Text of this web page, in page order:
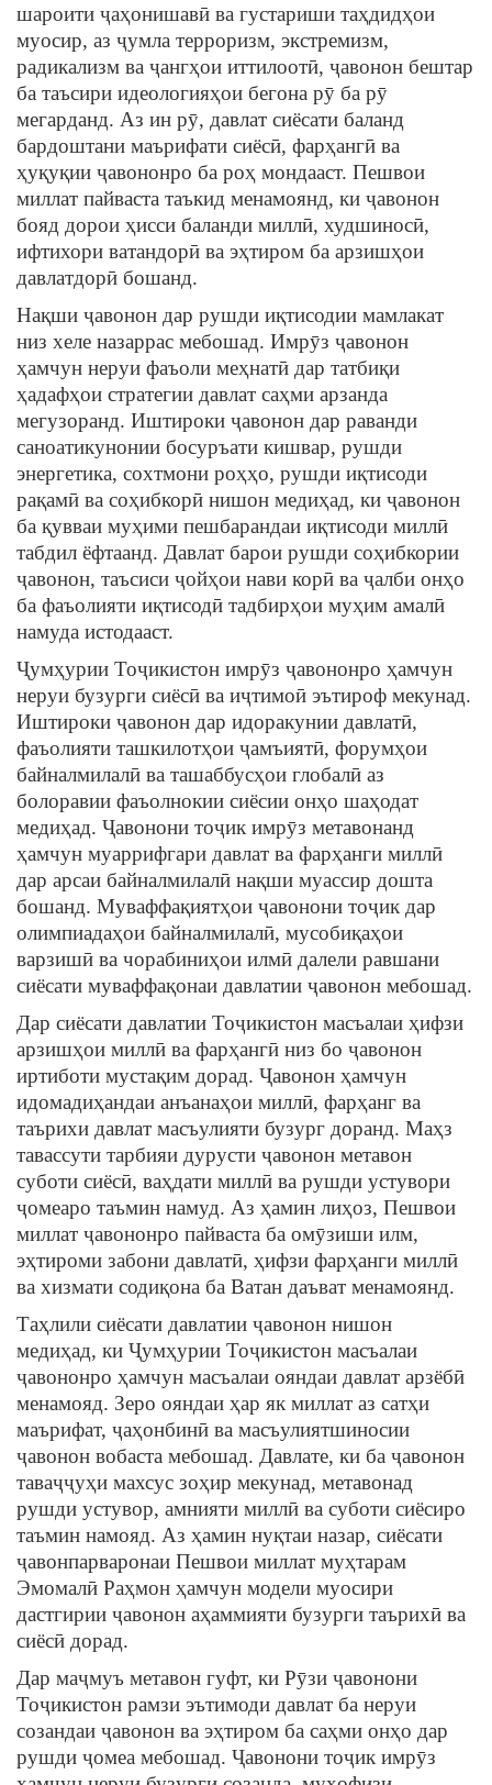
шароити ҷаҳонишавӣ ва густариши таҳдидҳои
муосир, аз ҷумла терроризм, экстремизм,
радикализм ва ҷангҳои иттилоотӣ, ҷавонон бештар
ба таъсири идеологияҳои бегона рӯ ба рӯ
мегарданд. Аз ин рӯ, давлат сиёсати баланд
бардоштани маърифати сиёсӣ, фарҳангӣ ва
ҳуқуқии ҷавононро ба роҳ мондааст. Пешвои
миллат пайваста таъкид менамоянд, ки ҷавонон
бояд дорои ҳисси баланди миллӣ, худшиносӣ,
ифтихори ватандорӣ ва эҳтиром ба арзишҳои
давлатдорӣ бошанд.
Нақши ҷавонон дар рушди иқтисодии мамлакат
низ хеле назаррас мебошад. Имрӯз ҷавонон
ҳамчун неруи фаъоли меҳнатӣ дар татбиқи
ҳадафҳои стратегии давлат саҳми арзанда
мегузоранд. Иштироки ҷавонон дар раванди
саноатикунонии босуръати кишвар, рушди
энергетика, сохтмони роҳҳо, рушди иқтисоди
рақамӣ ва соҳибкорӣ нишон медиҳад, ки ҷавонон
ба қувваи муҳими пешбарандаи иқтисоди миллӣ
табдил ёфтаанд. Давлат барои рушди соҳибкории
ҷавонон, таъсиси ҷойҳои нави корӣ ва ҷалби онҳо
ба фаъолияти иқтисодӣ тадбирҳои муҳим амалӣ
намуда истодааст.
Ҷумҳурии Тоҷикистон имрӯз ҷавононро ҳамчун
неруи бузурги сиёсӣ ва иҷтимоӣ эътироф мекунад.
Иштироки ҷавонон дар идоракунии давлатӣ,
фаъолияти ташкилотҳои ҷамъиятӣ, форумҳои
байналмилалӣ ва ташаббусҳои глобалӣ аз
болоравии фаъолнокии сиёсии онҳо шаҳодат
медиҳад. Ҷавонони тоҷик имрӯз метавонанд
ҳамчун муаррифгари давлат ва фарҳанги миллӣ
дар арсаи байналмилалӣ нақши муассир дошта
бошанд. Муваффақиятҳои ҷавонони тоҷик дар
олимпиадаҳои байналмилалӣ, мусобиқаҳои
варзишӣ ва чорабиниҳои илмӣ далели равшани
сиёсати муваффақонаи давлатии ҷавонон мебошад.
Дар сиёсати давлатии Тоҷикистон масъалаи ҳифзи
арзишҳои миллӣ ва фарҳангӣ низ бо ҷавонон
иртиботи мустақим дорад. Ҷавонон ҳамчун
идомадиҳандаи анъанаҳои миллӣ, фарҳанг ва
таърихи давлат масъулияти бузург доранд. Маҳз
тавассути тарбияи дурусти ҷавонон метавон
суботи сиёсӣ, ваҳдати миллӣ ва рушди устувори
ҷомеаро таъмин намуд. Аз ҳамин лиҳоз, Пешвои
миллат ҷавононро пайваста ба омӯзиши илм,
эҳтироми забони давлатӣ, ҳифзи фарҳанги миллӣ
ва хизмати содиқона ба Ватан даъват менамоянд.
Таҳлили сиёсати давлатии ҷавонон нишон
медиҳад, ки Ҷумҳурии Тоҷикистон масъалаи
ҷавононро ҳамчун масъалаи ояндаи давлат арзёбӣ
менамояд. Зеро ояндаи ҳар як миллат аз сатҳи
маърифат, ҷаҳонбинӣ ва масъулиятшиносии
ҷавонон вобаста мебошад. Давлате, ки ба ҷавонон
таваҷҷуҳи махсус зоҳир мекунад, метавонад
рушди устувор, амнияти миллӣ ва суботи сиёсиро
таъмин намояд. Аз ҳамин нуқтаи назар, сиёсати
ҷавонпарваронаи Пешвои миллат муҳтарам
Эмомалӣ Раҳмон ҳамчун модели муосири
дастгирии ҷавонон аҳаммияти бузурги таърихӣ ва
сиёсӣ дорад.
Дар маҷмуъ метавон гуфт, ки Рӯзи ҷавонони
Тоҷикистон рамзи эътимоди давлат ба неруи
созандаи ҷавонон ва эҳтиром ба саҳми онҳо дар
рушди ҷомеа мебошад. Ҷавонони тоҷик имрӯз